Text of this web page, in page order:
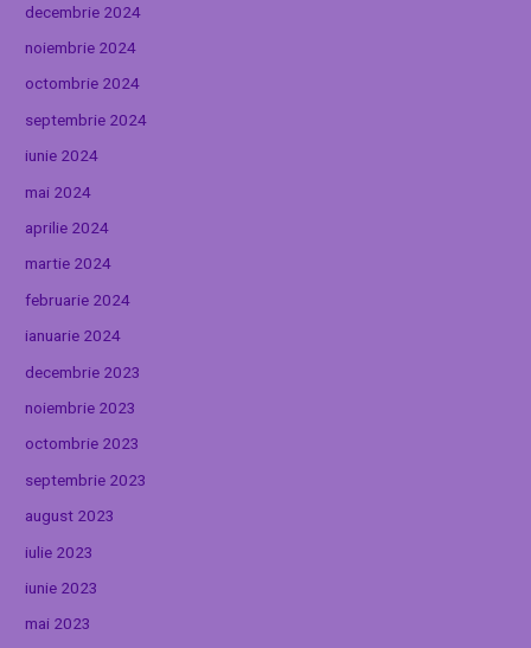
decembrie 2024
noiembrie 2024
octombrie 2024
septembrie 2024
iunie 2024
mai 2024
aprilie 2024
martie 2024
februarie 2024
ianuarie 2024
decembrie 2023
noiembrie 2023
octombrie 2023
septembrie 2023
august 2023
iulie 2023
iunie 2023
mai 2023